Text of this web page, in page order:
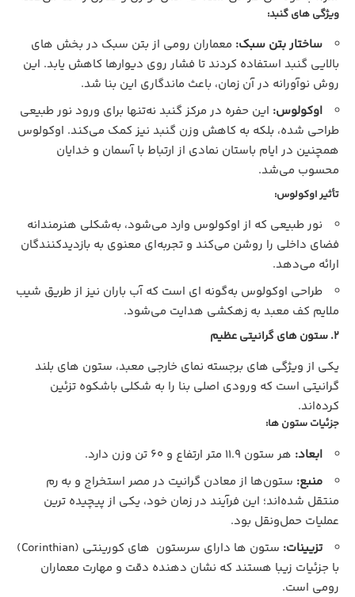
ویژگی‌ های گنبد:
ساختار بتن سبک: معماران رومی از بتن سبک در بخش‌ های
بالایی گنبد استفاده کردند تا فشار روی دیوارها کاهش یابد. این
روش نوآورانه در آن زمان، باعث ماندگاری این بنا شد.
اوکولوس: این حفره در مرکز گنبد نه‌تنها برای ورود نور طبیعی
طراحی شده، بلکه به کاهش وزن گنبد نیز کمک می‌کند. اوکولوس
همچنین در ایام باستان نمادی از ارتباط با آسمان و خدایان
محسوب می‌شد.
تأثیر اوکولوس:
نور طبیعی که از اوکولوس وارد می‌شود، به‌شکلی هنرمندانه
فضای داخلی را روشن می‌کند و تجربه‌ای معنوی به بازدیدکنندگان
ارائه می‌دهد.
طراحی اوکولوس به‌گونه‌ ای است که آب باران نیز از طریق شیب
ملایم کف معبد به زهکشی هدایت می‌شود.
2. ستون‌ های گرانیتی عظیم
یکی از ویژگی‌ های برجسته نمای خارجی معبد، ستون‌ های بلند
گرانیتی است که ورودی اصلی بنا را به‌ شکلی باشکوه تزئین
کرده‌اند.
جزئیات ستون‌ ها:
ابعاد: هر ستون 11.9 متر ارتفاع و 60 تن وزن دارد.
منبع: ستون‌ها از معادن گرانیت در مصر استخراج و به رم
منتقل شده‌اند؛ این فرآیند در زمان خود، یکی از پیچیده‌ ترین
عملیات حمل‌ونقل بود.
تزیینات:
ستون‌ ها دارای سرستون‌ های کورینتی (Corinthian)
با جزئیات زیبا هستند که نشان‌ دهنده دقت و مهارت معماران
رومی است.